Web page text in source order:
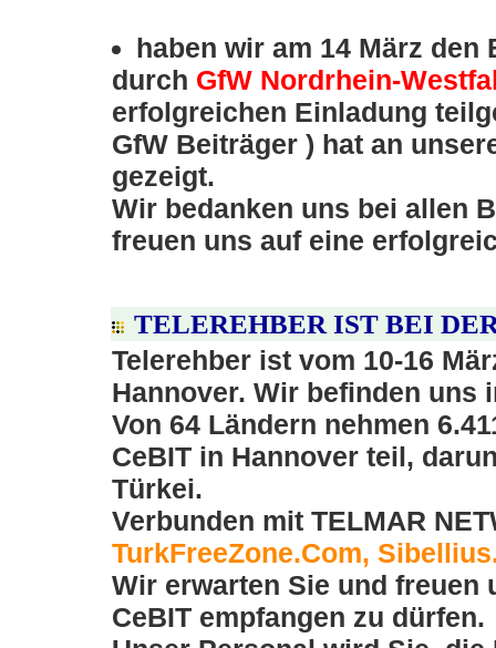
haben wir am 14 März
durch GfW Nordrhein-
erfolgreichen Einladung
GfW Beiträger ) hat an
gezeigt.
Wir bedanken uns bei allen
freuen uns auf eine
TELEREHBER IST BEI
Telerehber ist vom 10-16
Hannover. Wir befinden uns
Von 64 Ländern nehmen
CeBIT in Hannover teil,
Türkei.
Verbunden mit TELMAR
TurkFreeZone.Com,
Wir erwarten Sie und freuen
CeBIT empfangen zu dürfen.